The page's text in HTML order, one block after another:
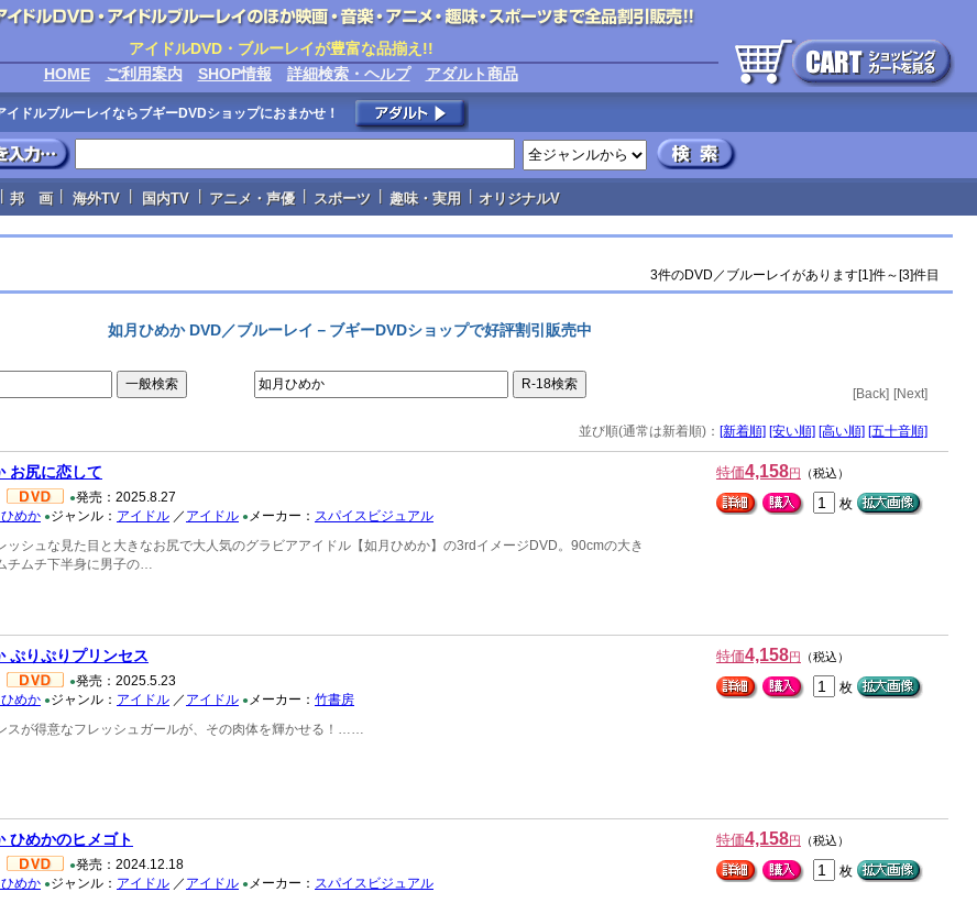
アイドルDVD・ブルーレイが豊富な品揃え!!
HOME
ご利用案内 SHOP情報 詳細検索・ヘルプ アダルト商品
ドルブルーレイならブギーDVDショップにおまかせ！
| 邦 画 | 海外TV | 国内TV | アニメ・声優 | スポーツ | 趣味・実用 | オリジナルV
3件のDVD／ブルーレイがあります[1]件～[3]件目
如月ひめか DVD／ブルーレイ－ブギーDVDショップで好評割引販売中
[Back] [Next]
並び順(通常は新着順)： [新着順] [安い順] [高い順] [五十音順]
お尻に恋して
●発売：2025.8.27
めか ●ジャンル： アイドル ／ アイドル ● メーカー： スパイスビジュアル
ッシュな見た目と大きなお尻で大人気のグラビアアイドル【如月ひめか】の3rdイメージDVD。90cmの大き
チムチ下半身に男子の…
特価4,158円 （税込）
枚
ぷりぷりプリンセス
●発売：2025.5.23
めか ●ジャンル： アイドル ／ アイドル ● メーカー： 竹書房
スが得意なフレッシュガールが、その肉体を輝かせる！……
特価4,158円 （税込）
枚
ひめかのヒメゴト
●発売：2024.12.18
めか ●ジャンル： アイドル ／ アイドル ● メーカー： スパイスビジュアル
特価4,158円 （税込）
枚